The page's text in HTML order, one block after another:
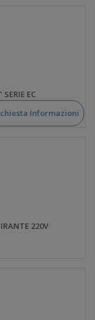
EC
Informazioni
220V